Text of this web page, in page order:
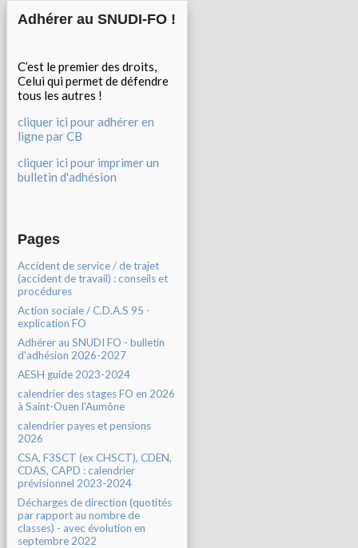
Adhérer au SNUDI-FO !
C’est le premier des droits,
Celui qui permet de défendre
tous les autres !
cliquer ici pour adhérer en
ligne par CB
cliquer ici pour imprimer un
bulletin d'adhésion
Pages
Accident de service / de trajet
(accident de travail) : conseils et
procédures
Action sociale / C.D.A.S 95 -
explication FO
Adhérer au SNUDI FO - bulletin
d'adhésion 2026-2027
AESH guide 2023-2024
calendrier des stages FO en 2026
à Saint-Ouen l'Aumône
calendrier payes et pensions
2026
CSA, F3SCT (ex CHSCT), CDEN,
CDAS, CAPD : calendrier
prévisionnel 2023-2024
Décharges de direction (quotités
par rapport au nombre de
classes) - avec évolution en
septembre 2022